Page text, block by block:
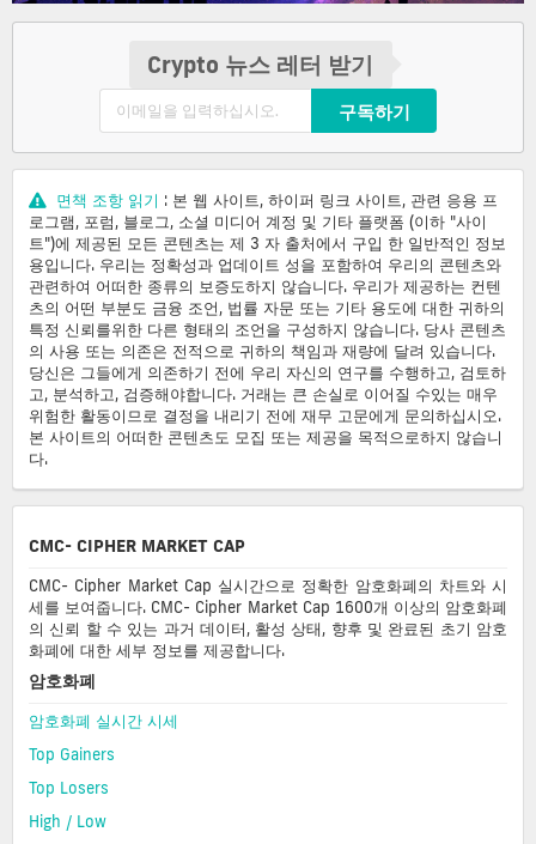
Crypto 뉴스 레터 받기
구독하기
면책 조항 읽기 : 본 웹 사이트, 하이퍼 링크 사이트, 관련 응용 프
로그램, 포럼, 블로그, 소셜 미디어 계정 및 기타 플랫폼 (이하 "사이
트")에 제공된 모든 콘텐츠는 제 3 자 출처에서 구입 한 일반적인 정보
용입니다. 우리는 정확성과 업데이트 성을 포함하여 우리의 콘텐츠와
관련하여 어떠한 종류의 보증도하지 않습니다. 우리가 제공하는 컨텐
츠의 어떤 부분도 금융 조언, 법률 자문 또는 기타 용도에 대한 귀하의
특정 신뢰를위한 다른 형태의 조언을 구성하지 않습니다. 당사 콘텐츠
의 사용 또는 의존은 전적으로 귀하의 책임과 재량에 달려 있습니다.
당신은 그들에게 의존하기 전에 우리 자신의 연구를 수행하고, 검토하
고, 분석하고, 검증해야합니다. 거래는 큰 손실로 이어질 수있는 매우
위험한 활동이므로 결정을 내리기 전에 재무 고문에게 문의하십시오.
본 사이트의 어떠한 콘텐츠도 모집 또는 제공을 목적으로하지 않습니
다.
CMC- CIPHER MARKET CAP
CMC- Cipher Market Cap 실시간으로 정확한 암호화폐의 차트와 시
세를 보여줍니다. CMC- Cipher Market Cap 1600개 이상의 암호화폐
의 신뢰 할 수 있는 과거 데이터, 활성 상태, 향후 및 완료된 초기 암호
화폐에 대한 세부 정보를 제공합니다.
암호화폐
암호화폐 실시간 시세
Top Gainers
Top Losers
High / Low